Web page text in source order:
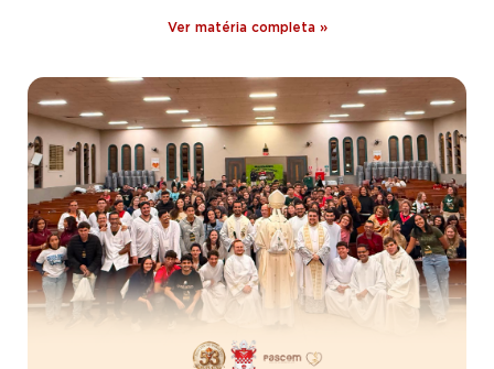
Ver matéria completa »